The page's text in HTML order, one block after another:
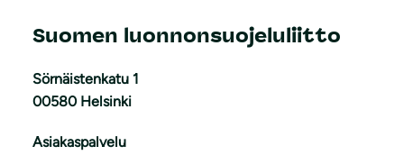
Suomen luonnonsuojeluliitto
Sörnäistenkatu 1
00580 Helsinki
Asiakaspalvelu